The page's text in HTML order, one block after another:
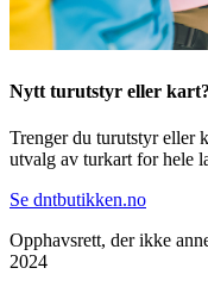
Nytt turutstyr eller kart?
Trenger du turutstyr eller
utvalg av turkart for hele
Se dntbutikken.no
Opphavsrett, der ikke
2024